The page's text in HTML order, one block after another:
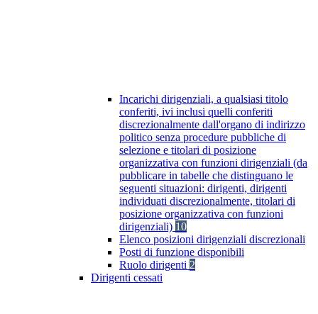
Incarichi dirigenziali, a qualsiasi titolo
conferiti, ivi inclusi quelli conferiti
discrezionalmente dall'organo di indirizzo
politico senza procedure pubbliche di
selezione e titolari di posizione
organizzativa con funzioni dirigenziali (da
pubblicare in tabelle che distinguano le
seguenti situazioni: dirigenti, dirigenti
individuati discrezionalmente, titolari di
posizione organizzativa con funzioni
dirigenziali) 10
Elenco posizioni dirigenziali discrezionali
Posti di funzione disponibili
Ruolo dirigenti 2
Dirigenti cessati